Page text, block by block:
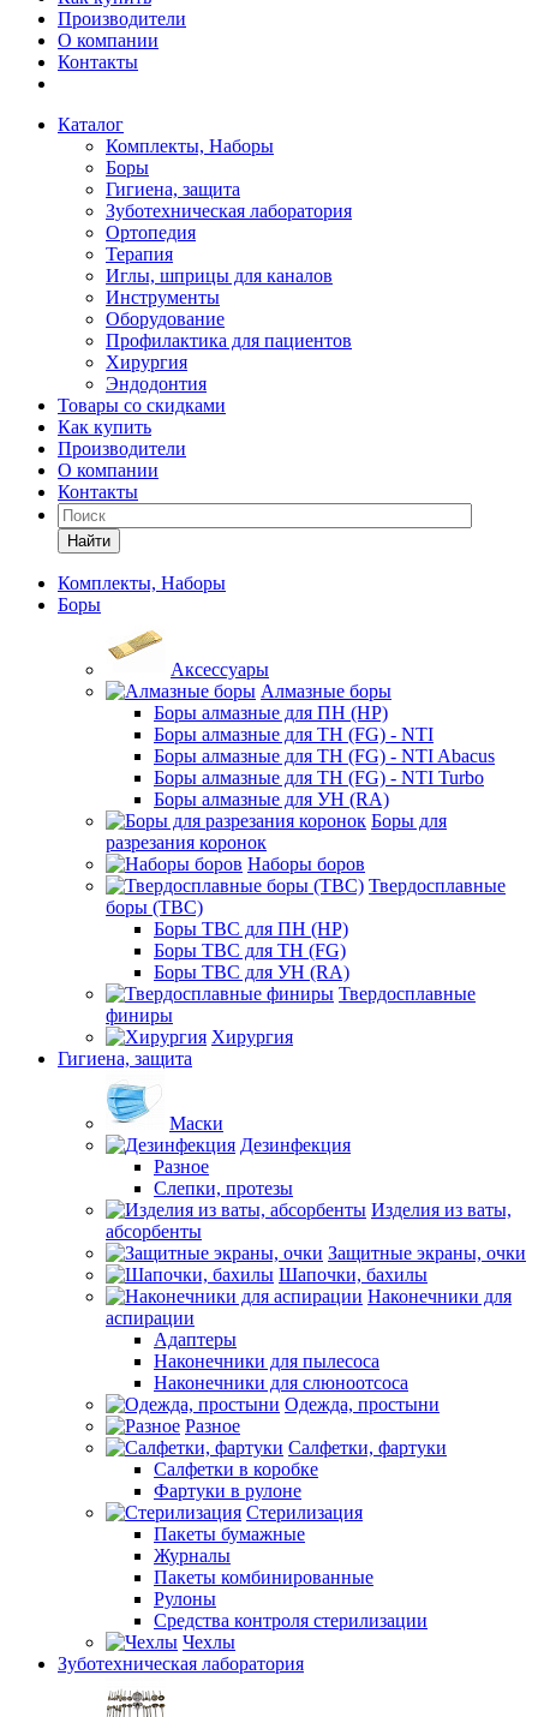
Производители
О компании
Контакты
Каталог
Комплекты, Наборы
Боры
Гигиена, защита
Зуботехническая лаборатория
Ортопедия
Терапия
Иглы, шприцы для каналов
Инструменты
Оборудование
Профилактика для пациентов
Хирургия
Эндодонтия
Товары со скидками
Как купить
Производители
О компании
Контакты
Найти
Комплекты, Наборы
Боры
Аксессуары
Алмазные боры
Боры алмазные для ПН (HP)
Боры алмазные для ТН (FG) - NTI
Боры алмазные для ТН (FG) - NTI Abacus
Боры алмазные для ТН (FG) - NTI Turbo
Боры алмазные для УН (RA)
Боры для
разрезания коронок
Наборы боров
Твердосплавные
боры (ТВС)
Боры ТВС для ПН (HP)
Боры ТВС для ТН (FG)
Боры ТВС для УН (RA)
Твердосплавные
финиры
Хирургия
Гигиена, защита
Маски
Дезинфекция
Разное
Слепки, протезы
Изделия из ваты,
абсорбенты
Защитные экраны, очки
Шапочки, бахилы
Наконечники для
аспирации
Адаптеры
Наконечники для пылесоса
Наконечники для слюноотсоса
Одежда, простыни
Разное
Салфетки, фартуки
Салфетки в коробке
Фартуки в рулоне
Стерилизация
Пакеты бумажные
Журналы
Пакеты комбинированные
Рулоны
Средства контроля стерилизации
Чехлы
Зуботехническая лаборатория